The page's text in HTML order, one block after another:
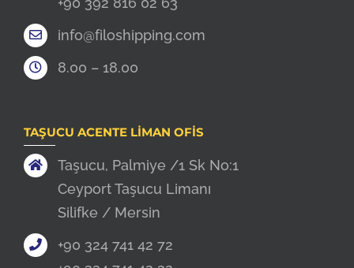
info@filoshipping.com
8.00 – 18.00
TAŞUCU ACENTE LIMAN OFIS
Taşucu, Palmiye /1 Sk No:1
Ceyport Taşucu Limanı
Silifke / Mersin
+90 324 741 42 72